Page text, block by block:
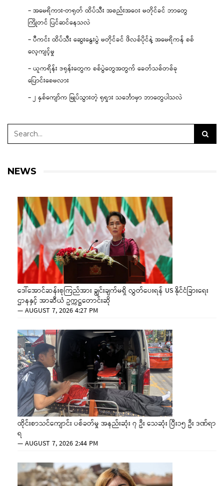
– အမေရိကား-တရုတ် ထိပ်သီး အစည်းအဝေး မတိုင်ခင် ဘာတွေ
ကြိုတင် ပြင်ဆင်နေသလဲ
– ပီကင်း ထိပ်သီး ဆွေးနွေးပွဲ မတိုင်ခင် ဖိလစ်ပိုင်နဲ့ အမေရိကန် စစ်
လေ့ကျင့်မှု
– ယူကရိန်း ဒရုန်းတွေက စစ်ပွဲတွေအတွက် ခေတ်သစ်တစ်ခု
ပြောင်းစေမလား
– ၂ နှစ်ကျော်က မြုပ်သွားတဲ့ ရုရှား သင်္ဘောမှာ ဘာတွေပါသလဲ
NEWS
ဒေါ်အောင်ဆန်းစုကြည်အား ချွင်းချက်မရှိ လွှတ်ပေးရန် US နိုင်ငံခြားရေး
ဌာနနှင့် အာဆီယံ ဥက္ကဋ္ဌတောင်းဆို
—AUGUST 7, 2026 4:27 PM
ထိုင်းစာသင်ကျောင်း ပစ်ခတ်မှု အနည်းဆုံး ၇ ဦး သေဆုံး ပြီး၁၅ ဦး ဒဏ်ရာ
ရ
—AUGUST 7, 2026 2:44 PM